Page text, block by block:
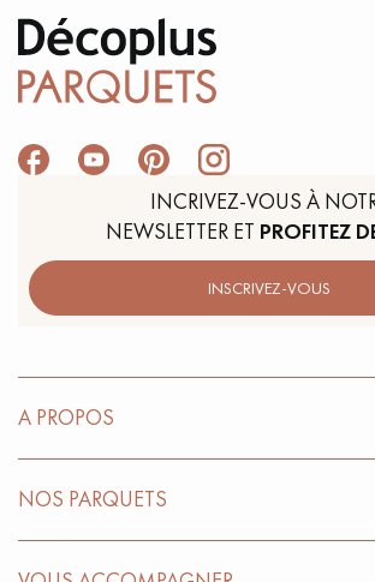
INCRIVEZ-VOUS À
NEWSLETTER ET PROFITEZ
INSCRIVEZ-VOUS
A PROPOS
NOS PARQUETS